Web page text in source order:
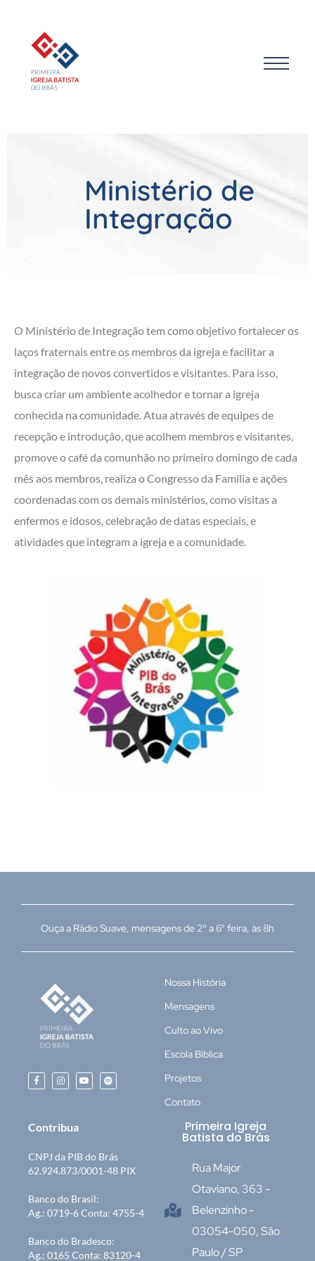
Ministério de
Integração
O Ministério de Integração tem como objetivo fortalecer os
laços fraternais entre os membros da igreja e facilitar a
integração de novos convertidos e visitantes. Para isso,
busca criar um ambiente acolhedor e tornar a igreja
conhecida na comunidade. Atua através de equipes de
recepção e introdução, que acolhem membros e visitantes,
promove o café da comunhão no primeiro domingo de cada
mês aos membros, realiza o Congresso da Família e ações
coordenadas com os demais ministérios, como visitas a
enfermos e idosos, celebração de datas especiais, e
atividades que integram a igreja e a comunidade.
Ouça a Rádio Suave, mensagens de 2° a 6° feira, às 8h
Nossa História
Mensagens
Culto ao Vivo
Escola Bíblica
Projetos
Contato
Contribua
CNPJ da PIB do Brás
62.924.873/0001-48 PIX
Banco do Brasil:
Ag.: 0719-6 Conta: 4755-4
Banco do Bradesco:
Ag.: 0165 Conta: 83120-4
Primeira Igreja
Batista do Brás
Rua Major
Otaviano, 363 -
Belenzinho -
03054-050, São
Paulo / SP